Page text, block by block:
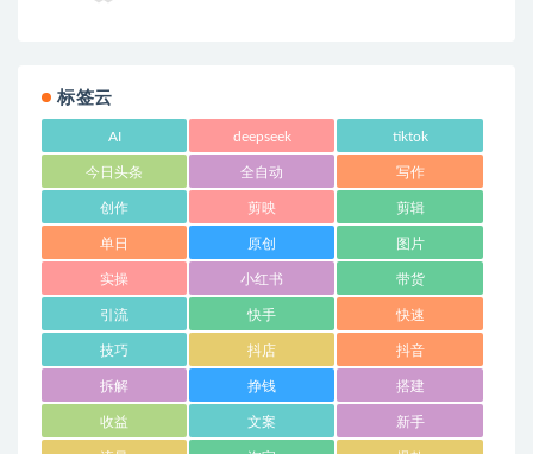
标签云
AI deepseek tiktok
今日头条 全自动 写作
创作 剪映 剪辑
单日 原创 图片
实操 小红书 带货
引流 快手 快速
技巧 抖店 抖音
拆解 挣钱 搭建
收益 文案 新手